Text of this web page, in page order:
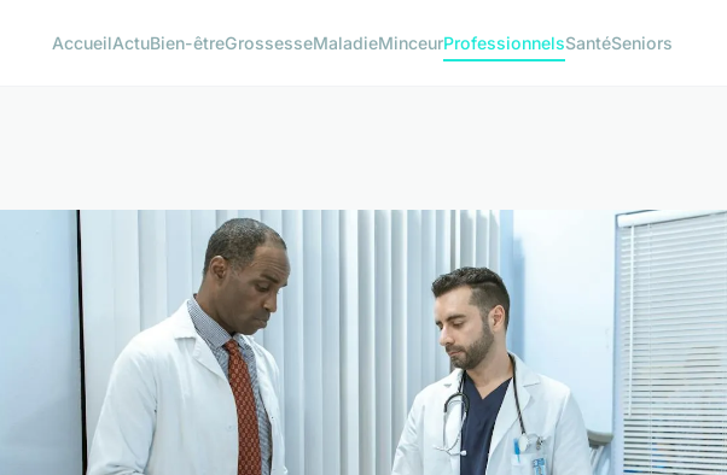
AccueilActuBien-êtreGrossesseMaladieMinceurProfessionnelsSantéSeniors